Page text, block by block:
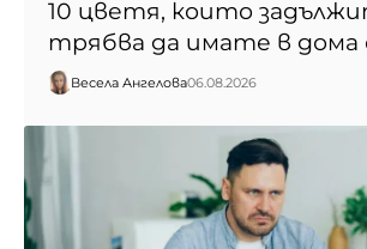
10 цветя, които
трябва да имате в дома
Весела Ангелова06.08.2026